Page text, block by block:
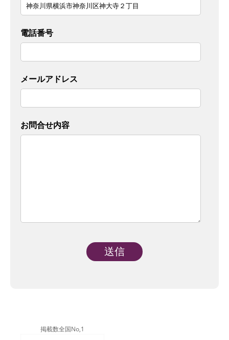
電話番号
メールアドレス
お問合せ内容
掲載数全国No,1